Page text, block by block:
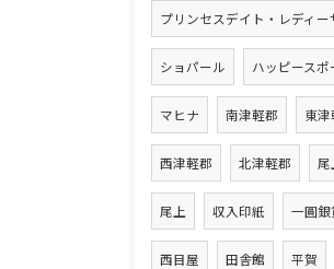
プリンセスデイト・レディー
ショパール ハッピースポ
マヒナ 南津軽郡 東津
西津軽郡 北津軽郡
尾上 収入印紙 一圓銀
西目屋 田舎館 平賀